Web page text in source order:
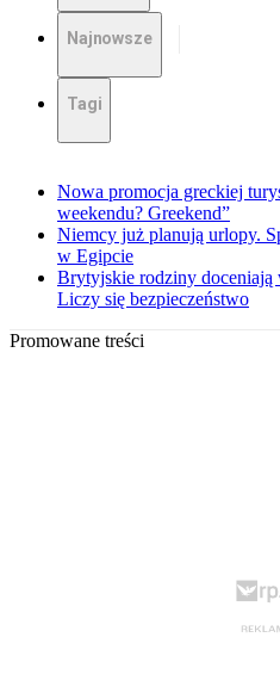
Najnowsze
Tagi
Nowa promocja greckiej
weekendu? Greekend”
Niemcy już planują urlopy.
w Egipcie
Brytyjskie rodziny doceniają
Liczy się bezpieczeństwo
Promowane treści